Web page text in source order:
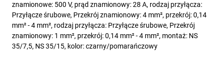
znamionowe: 500 V, prąd znamionowy: 28 A, rodzaj przyłącza:
Przyłącze śrubowe, Przekrój znamionowy: 4 mm², przekrój: 0,14
mm² - 4 mm², rodzaj przyłącza: Przyłącze śrubowe, Przekrój
znamionowy: 1 mm², przekrój: 0,14 mm² - 4 mm², montaż: NS
35/7,5, NS 35/15, kolor: czarny/pomarańczowy